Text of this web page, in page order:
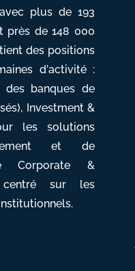
plus de 193
près de 148 000
des positions
d’activité :
des banques de
Investment &
les solutions
et de
Corporate &
centré sur les